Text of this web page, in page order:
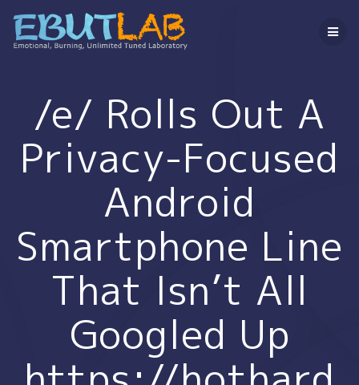
ン
テ
ス
キ
ッ
プ
/e/ Rolls Out A
Privacy-Focused
Android
Smartphone Line
That Isn’t All
Googled Up